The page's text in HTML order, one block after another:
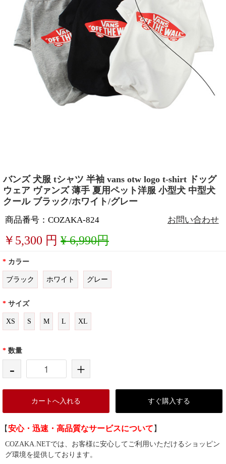
バンズ 犬服 tシャツ 半袖 vans otw logo t-shirt ドッグ
ウェア ヴァンズ 薄手 夏用ペット洋服 小型犬 中型犬
クール ブラック/ホワイト/グレー
商品番号：COZAKA-824 お問い合わせ
￥ 5,300 円 ¥ 6,990円
* カラー
ブラック ホワイト グレー
* サイズ
XS S M L XL
* 数量
- +
カートへ入れる すぐ購入する
【安心・迅速・高品質なサービスについて 】
COZAKA.NETでは、お客様に安心してご利用いただけるショッピン
グ環境を提供しております。